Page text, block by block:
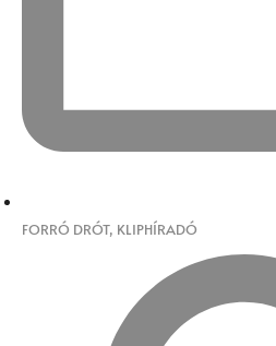
FORRÓ DRÓT, KLIPHÍRADÓ